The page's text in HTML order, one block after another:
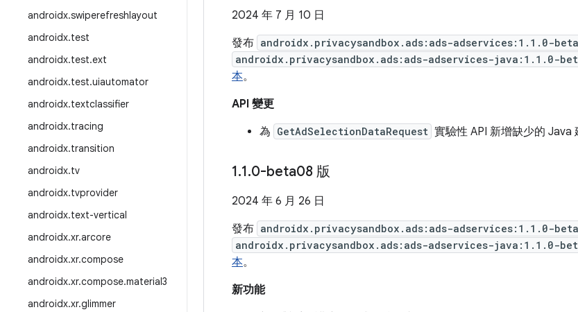
androidx.swiperefreshlayout
androidx.test
androidx.test.ext
androidx.test.uiautomator
androidx.textclassifier
androidx.tracing
androidx.transition
androidx.tv
androidx.tvprovider
androidx.text-vertical
androidx.xr.arcore
androidx.xr.compose
androidx.xr.compose.material3
androidx.xr.glimmer
2024 年 7 月 10 日
發布 androidx.privacysandbox.ads:ads-adservices:1.1.0-
androidx.privacysandbox.ads:ads-adservices-java:1.1.0-
本。
API 變更
為 GetAdSelectionDataRequest 實驗性 API 新增缺少的 Java
1.1.0-beta08 版
2024 年 6 月 26 日
發布 androidx.privacysandbox.ads:ads-adservices:1.1.0-
androidx.privacysandbox.ads:ads-adservices-java:1.1.0-
本。
新功能